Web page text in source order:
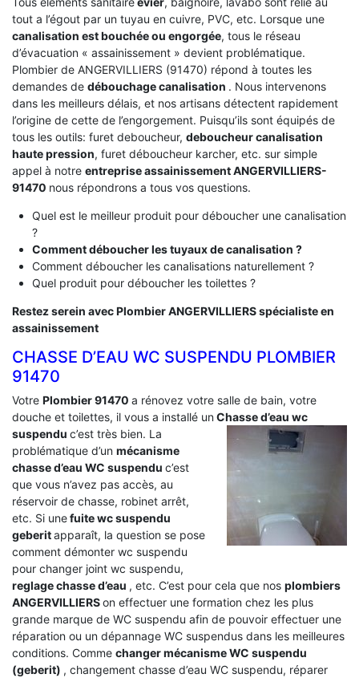
tout a l’égout par un tuyau en cuivre, PVC, etc. Lorsque une
canalisation est bouchée ou engorgée, tous le réseau
d’évacuation « assainissement » devient problématique.
Plombier de ANGERVILLIERS (91470) répond à toutes les
demandes de débouchage canalisation . Nous intervenons
dans les meilleurs délais, et nos artisans détectent rapidement
l’origine de cette de l’engorgement. Puisqu’ils sont équipés de
tous les outils: furet deboucheur, deboucheur canalisation
haute pression, furet déboucheur karcher, etc. sur simple
appel à notre entreprise assainissement ANGERVILLIERS-
91470 nous répondrons a tous vos questions.
Quel est le meilleur produit pour déboucher une canalisation
?
Comment déboucher les tuyaux de canalisation ?
Comment déboucher les canalisations naturellement ?
Quel produit pour déboucher les toilettes ?
Restez serein avec Plombier ANGERVILLIERS spécialiste en
assainissement
CHASSE D’EAU WC SUSPENDU PLOMBIER
91470
Votre Plombier 91470 a rénovez votre salle de bain, votre
douche et toilettes, il vous a installé unChasse d’eau wc
suspendu c’est très bien. La
problématique d’un mécanisme
chasse d’eau WC suspendu c’est
que vous n’avez pas accès, au
réservoir de chasse, robinet arrêt,
etc. Si unefuite wc suspendu
geberitapparaît, la question se pose
comment démonter wc suspendu
pour changer joint wc suspendu,
reglage chasse d’eau , etc. C’est pour cela que nos plombiers
ANGERVILLIERSon effectuer une formation chez les plus
grande marque de WC suspendu afin de pouvoir effectuer une
réparation ou un dépannage WC suspendus dans les meilleures
conditions. Comme changer mécanisme WC suspendu
(geberit) , changement chasse d’eau WC suspendu, réparer